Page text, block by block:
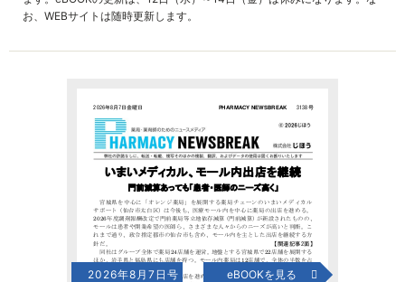
お、WEBサイトは随時更新します。
2026年8月7日号 eBOOKを見る